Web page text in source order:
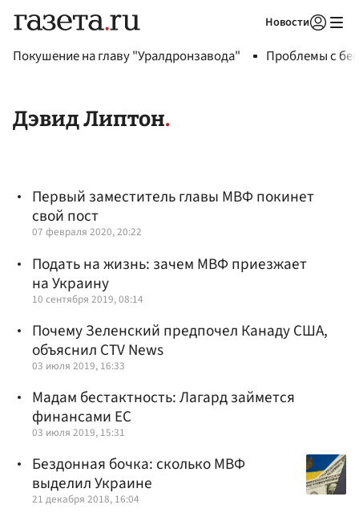
Новости
Покушение на главу "Уралдронзавода" Проблемы с
Дэвид Липтон
Первый заместитель главы МВФ покинет
свой пост
07 февраля 2020, 20:22
Подать на жизнь: зачем МВФ приезжает
на Украину
10 сентября 2019, 08:14
Почему Зеленский предпочел Канаду США,
объяснил CTV News
03 июля 2019, 16:33
Мадам бестактность: Лагард займется
финансами ЕС
03 июля 2019, 15:31
Бездонная бочка: сколько МВФ
выделил Украине
21 декабря 2018, 16:04